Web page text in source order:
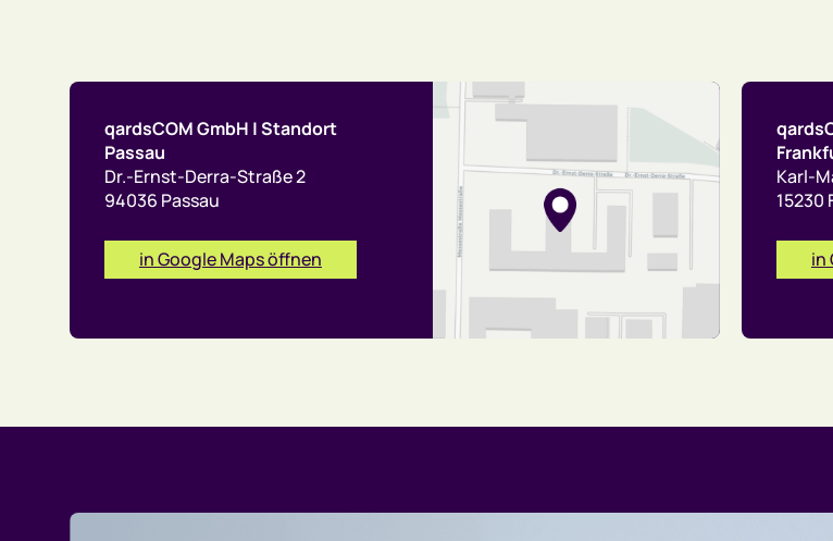
qardsCOM GmbH | Standort
Passau
Dr.-Ernst-Derra-Straße 2
94036 Passau
in Google Maps öffnen
Karl-
15230
in